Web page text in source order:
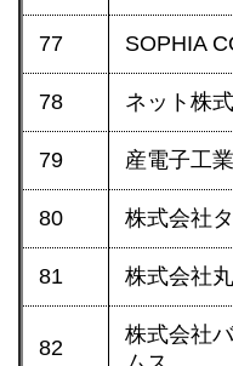
77 SOPHIA
78 ネット株
79 産電子工
80 株式会社
81 株式会社
82
株式会社